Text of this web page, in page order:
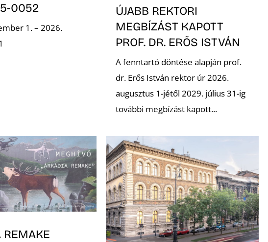
0052
1. – 2026.
ÚJABB REKTORI
MEGBÍZÁST KAPOTT
PROF. DR. ERŐS ISTVÁN
A fenntartó döntése alapján prof.
dr. Erős István rektor úr 2026.
augusztus 1-jétől 2029. július 31-ig
további megbízást kapott...
REMAKE